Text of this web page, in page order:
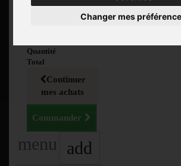
Changer mes
Quantité
Total
Continuer
mes achats
Commander
menu
add